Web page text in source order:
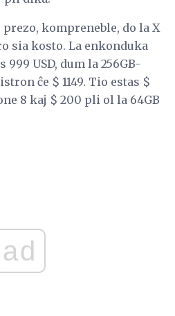
kompreneble, do la X
sia kosto. La enkonduka
999 USD, dum la 256GB-
ĉe $ 1149. Tio estas $
8 kaj $ 200 pli ol la 64GB
ad